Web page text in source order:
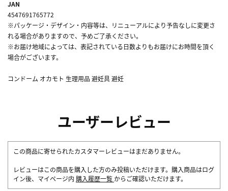
JAN
4547691765772
※パッケージ・デザイン・内容等は、リニューアルにより予告なしに変更さ
れる場合がありますので、予めご了承ください。
※お届け地域によっては、表記されている日数よりもお届けにお時間を頂く
場合がございます。
コンドーム オカモト 生理用品 避妊具 避妊
ユーザーレビュー
この商品に寄せられたカスタマーレビューはまだありません。
レビューはこの商品を購入した方のみ投稿いただけます。購入商品はログ
イン後、マイページ内 購入履歴一覧 からご確認いただけます。